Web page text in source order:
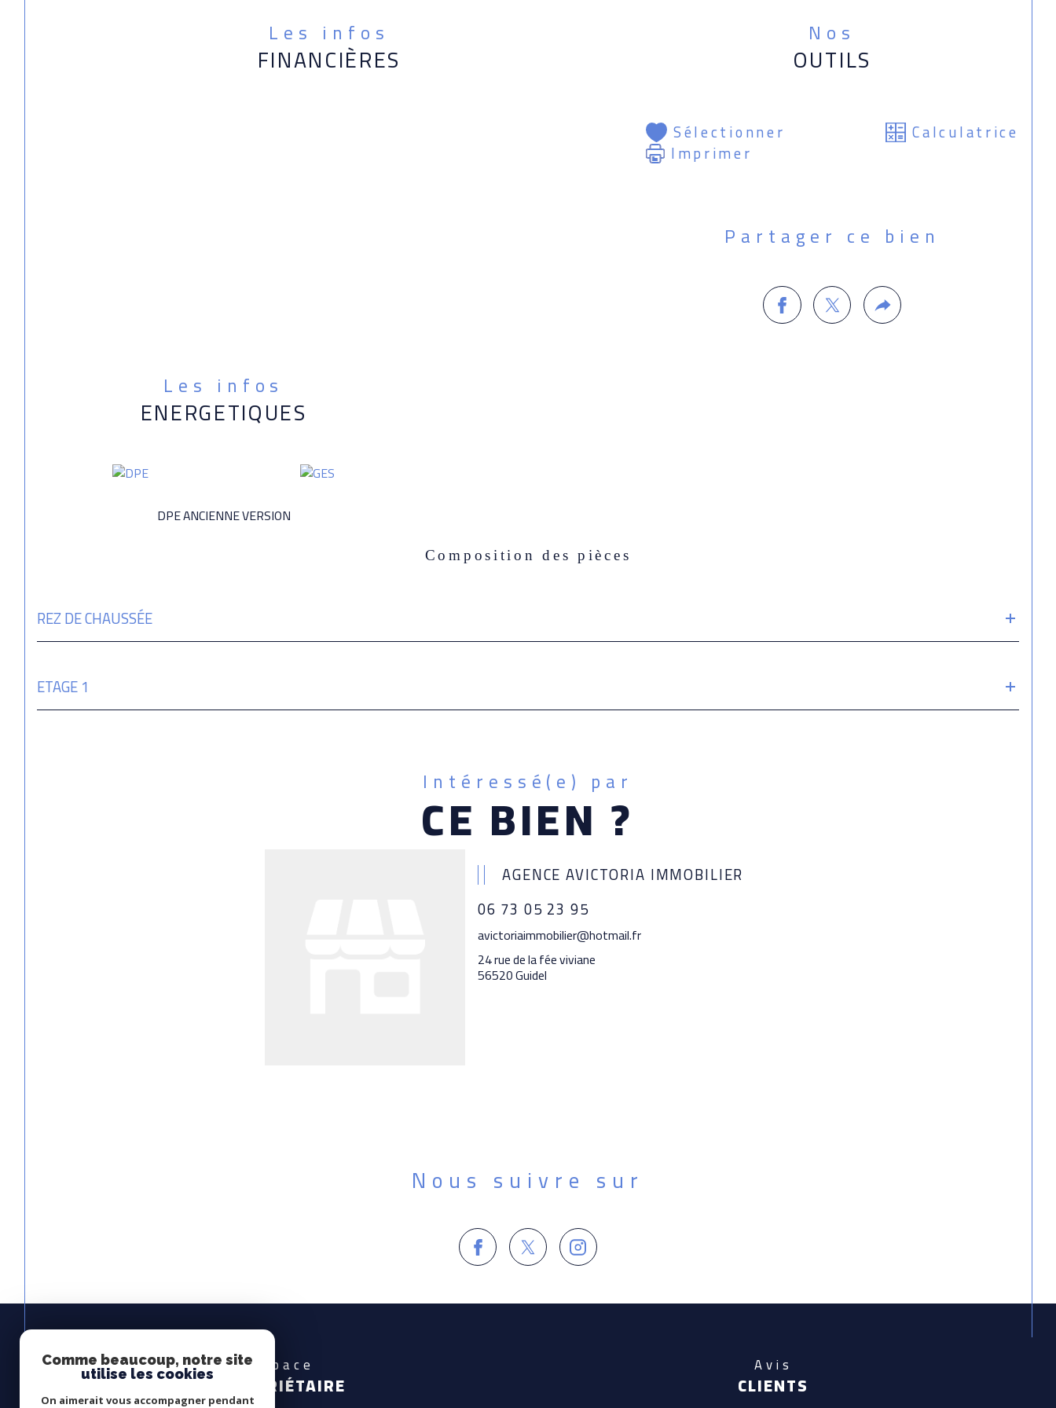
Les infos
FINANCIÈRES
Nos
OUTILS
Sélectionner Calculatrice
Imprimer
Partager ce bien
Les infos
ENERGETIQUES
DPE ANCIENNE VERSION
Composition des pièces
REZ DE CHAUSSÉE
ETAGE 1
Intéressé(e) par
CE BIEN ?
AGENCE AVICTORIA IMMOBILIER
06 73 05 23 95
avictoriaimmobilier@hotmail.fr
24 rue de la fée viviane
56520 Guidel
Nous suivre sur
Espace
PROPRIÉTAIRE
Avis
CLIENTS
Comme beaucoup, notre site
utilise les cookies
On aimerait vous accompagner pendant